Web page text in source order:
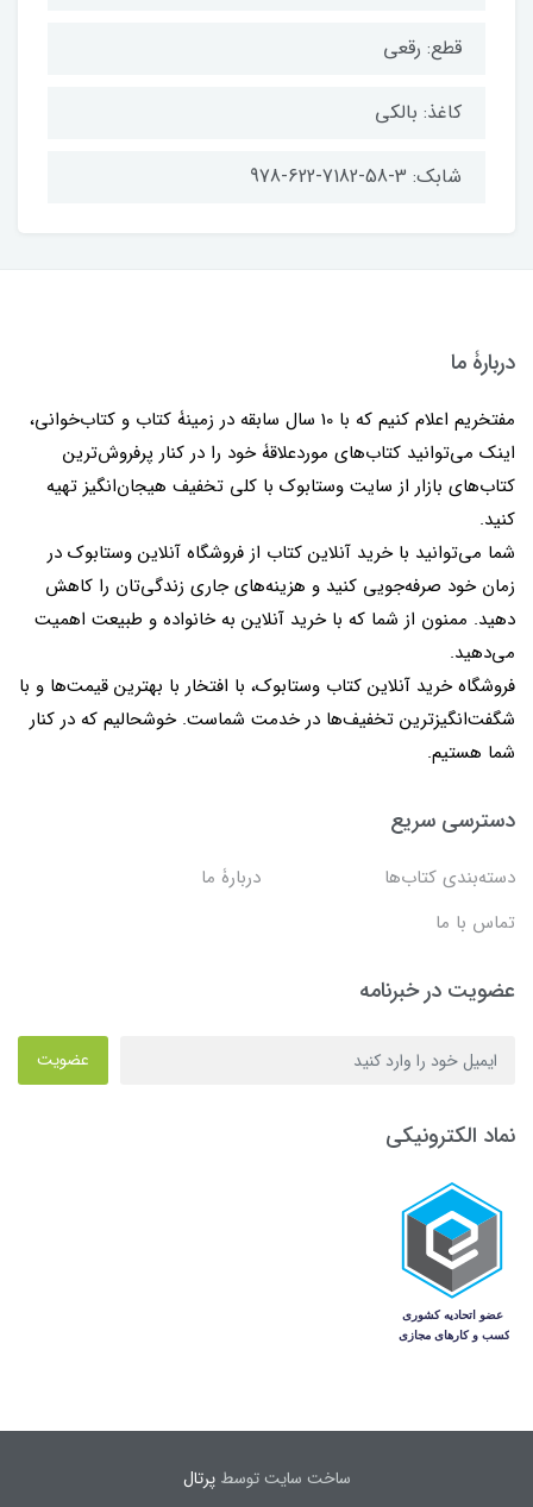
قطع: رقعی
کاغذ: بالکی
شابک: 3-58-7182-622-978
دربارۀ ما
مفتخریم اعلام کنیم که با 10 سال سابقه در زمینۀ کتاب و کتاب‌خوانی،
اینک می‌توانید کتاب‌های موردعلاقۀ خود را در کنار پرفروش‌ترین
کتاب‌های بازار از سایت وستابوک با کلی تخفیف هیجان‌انگیز تهیه
کنید.
شما می‌توانید با خرید آنلاین کتاب از فروشگاه آنلاین وستابوک در
زمان خود صرفه‌جویی کنید و هزینه‌های جاری زندگی‌تان را کاهش
دهید. ممنون از شما که با خرید آنلاین به خانواده و طبیعت اهمیت
می‌دهید.
فروشگاه خرید آنلاین کتاب وستابوک، با افتخار با بهترین قیمت‌ها و با
شگفت‌انگیزترین تخفیف‌ها در خدمت شماست. خوشحالیم که در کنار
شما هستیم.
دسترسی سریع
دسته‌بندی کتاب‌ها
دربارۀ ما
تماس با ما
عضویت در خبرنامه
عضویت
نماد الکترونیکی
ساخت سایت توسطپرتال